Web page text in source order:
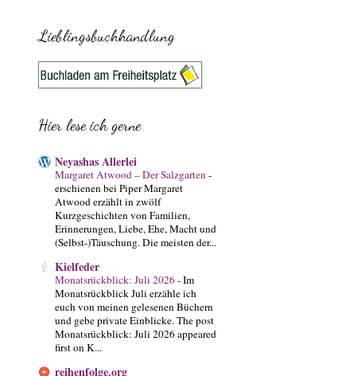
Lieblingsbuchhandlung
Hier lese ich gerne
Neyashas Allerlei
Margaret Atwood – Der Salzgarten-
erschienen bei Piper Margaret
Atwood erzählt in zwölf
Kurzgeschichten von Familien,
Erinnerungen, Liebe, Ehe, Macht und
(Selbst-)Täuschung. Die meisten der...
Kielfeder
Monatsrückblick: Juli 2026-Im
Monatsrückblick Juli erzähle ich
euch von meinen gelesenen Büchern
und gebe private Einblicke. The post
Monatsrückblick: Juli 2026 appeared
first on K...
reihenfolge.org